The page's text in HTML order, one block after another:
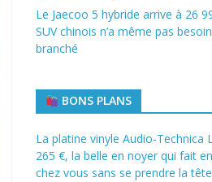
Le Jaecoo 5 hybride arrive à 26
SUV chinois n’a même pas
branché
BONS PLANS
La platine vinyle Audio-Technica
265 €, la belle en noyer qui fait
chez vous sans se prendre la tête